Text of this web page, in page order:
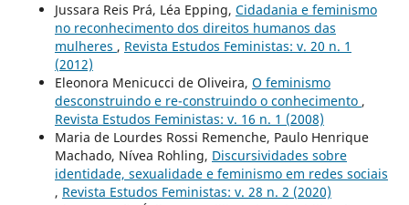
Jussara Reis Prá, Léa Epping, Cidadania e feminismo
no reconhecimento dos direitos humanos das
mulheres , Revista Estudos Feministas: v. 20 n. 1
(2012)
Eleonora Menicucci de Oliveira, O feminismo
desconstruindo e re-construindo o conhecimento ,
Revista Estudos Feministas: v. 16 n. 1 (2008)
Maria de Lourdes Rossi Remenche, Paulo Henrique
Machado, Nívea Rohling, Discursividades sobre
identidade, sexualidade e feminismo em redes sociais
, Revista Estudos Feministas: v. 28 n. 2 (2020)